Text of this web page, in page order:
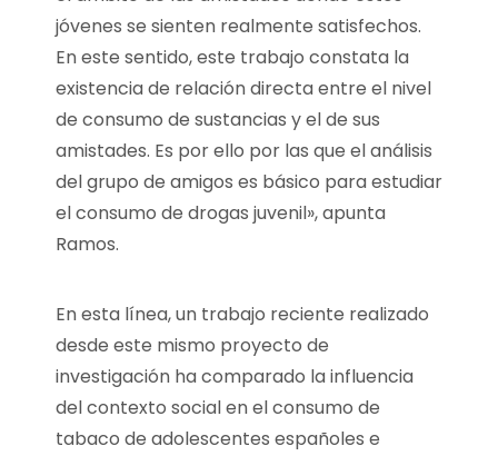
jóvenes se sienten realmente satisfechos.
En este sentido, este trabajo constata la
existencia de relación directa entre el nivel
de consumo de sustancias y el de sus
amistades. Es por ello por las que el análisis
del grupo de amigos es básico para estudiar
el consumo de drogas juvenil», apunta
Ramos.
En esta línea, un trabajo reciente realizado
desde este mismo proyecto de
investigación ha comparado la influencia
del contexto social en el consumo de
tabaco de adolescentes españoles e